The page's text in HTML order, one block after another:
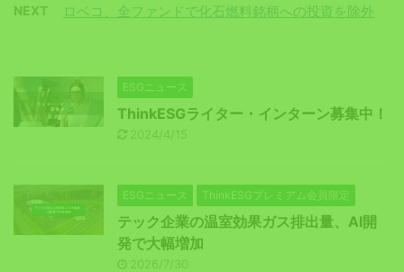
NEXT ロベコ、全ファンドで化石燃料銘柄への投資を除外
ESGニュース
ThinkESGライター・インターン募集中！
2024/4/15
ESGニュース ThinkESGプレミアム会員限定
テック企業の温室効果ガス排出量、AI開
発で大幅増加
2026/7/30